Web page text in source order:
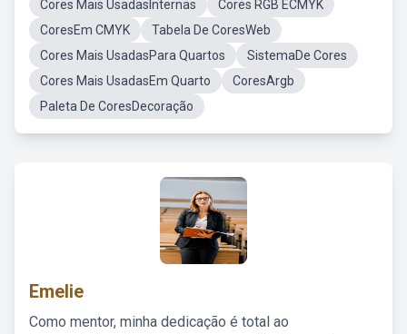
Cores Mais UsadasInternas
Cores RGB ECMYK
CoresEm CMYK
Tabela De CoresWeb
Cores Mais UsadasPara Quartos
SistemaDe Cores
Cores Mais UsadasEm Quarto
CoresArgb
Paleta De CoresDecoração
Emelie
Como mentor, minha dedicação é total ao